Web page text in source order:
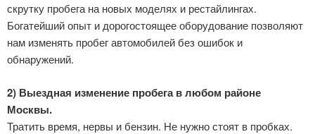
скрутку пробега на новых моделях и рестайлингах.
Богатейший опыт и дорогостоящее оборудование позволяют
нам изменять пробег автомобилей без ошибок и
обнаружений.
2) Выездная изменение пробега в любом районе
Москвы.
Тратить время, нервы и бензин. Не нужно стоят в пробках.